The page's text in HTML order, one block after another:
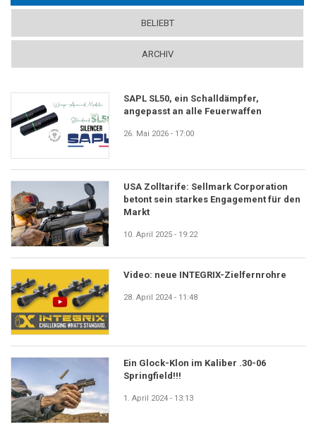
BELIEBT
ARCHIV
SAPL SL50, ein Schalldämpfer,
angepasst an alle Feuerwaffen
26. Mai 2026 - 17:00
USA Zolltarife: Sellmark Corporation
betont sein starkes Engagement für den
Markt
10. April 2025 - 19:22
Video: neue INTEGRIX-Zielfernrohre
28. April 2024 - 11:48
Ein Glock-Klon im Kaliber .30-06
Springfield!!!
1. April 2024 - 13:13